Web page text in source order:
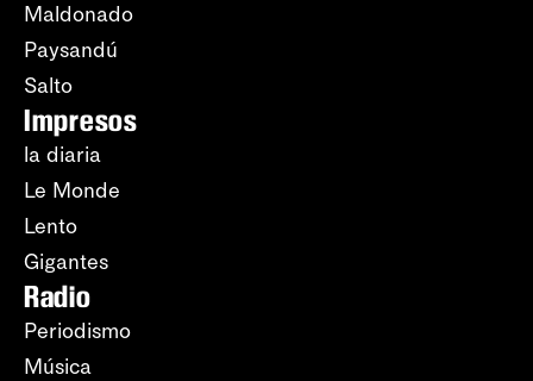
Maldonado
Paysandú
Salto
Impresos
la diaria
Le Monde
Lento
Gigantes
Radio
Periodismo
Música